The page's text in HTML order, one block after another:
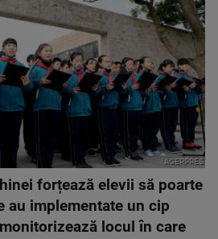
AGERPRES
forțează elevii să poarte
au implementate un cip
locul în care